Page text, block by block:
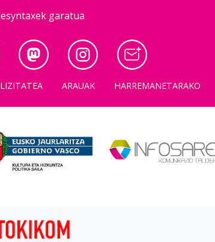
garatua
ARAUAK HARREMANETARAKO